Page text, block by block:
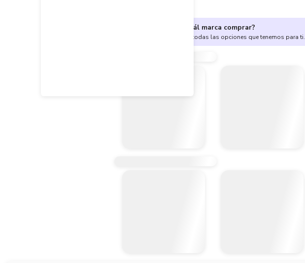
¿No sabes cuál marca comprar?
Encuentra aquí todas las opciones que tenemos para ti.